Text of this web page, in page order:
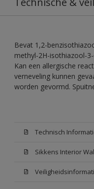
Bevat 1,2-
methyl-2H-isothiazool-
Kan een allergische
verneveling kunnen
worden gevormd.
Technisch